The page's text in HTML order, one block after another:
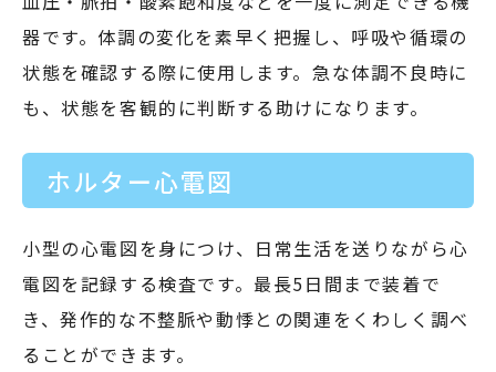
器です。体調の変化を素早く把握し、呼吸や循環の
状態を確認する際に使用します。急な体調不良時に
も、状態を客観的に判断する助けになります。
ホルター心電図
小型の心電図を身につけ、日常生活を送りながら心
電図を記録する検査です。最長5日間まで装着で
き、発作的な不整脈や動悸との関連をくわしく調べ
ることができます。